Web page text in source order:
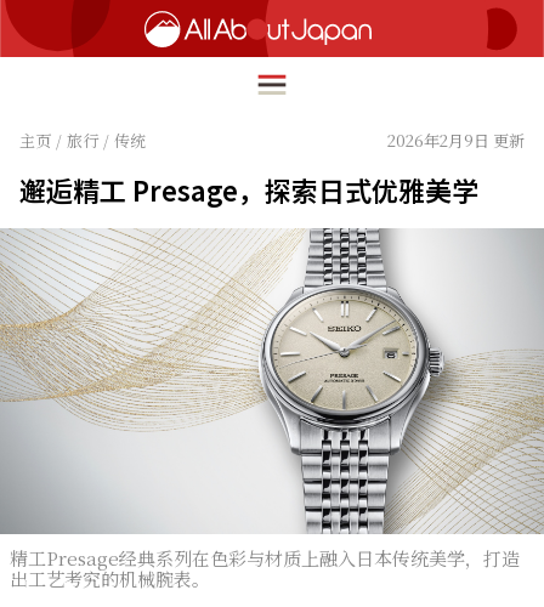
繁體中文
ภาษาไทย
한국어
日本語
HOME
旅行
美食
文化
热点
关于我们
主页 / 旅行 / 传统 2026年2月9日 更新
邂逅精工 Presage，探索日式优雅美学
精工Presage经典系列在色彩与材质上融入日本传统美学，打造
出工艺考究的机械腕表。